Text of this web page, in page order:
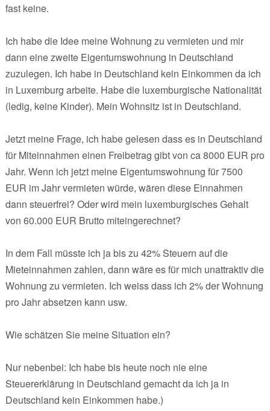
fast keine.
Ich habe die Idee meine Wohnung zu vermieten und mir
dann eine zweite Eigentumswohnung in Deutschland
zuzulegen. Ich habe in Deutschland kein Einkommen da ich
in Luxemburg arbeite. Habe die luxemburgische Nationalität
(ledig, keine Kinder). Mein Wohnsitz ist in Deutschland.
Jetzt meine Frage, ich habe gelesen dass es in Deutschland
für Miteinnahmen einen Freibetrag gibt von ca 8000 EUR pro
Jahr. Wenn ich jetzt meine Eigentumswohnung für 7500
EUR im Jahr vermieten würde, wären diese Einnahmen
dann steuerfrei? Oder wird mein luxemburgisches Gehalt
von 60.000 EUR Brutto miteingerechnet?
In dem Fall müsste ich ja bis zu 42% Steuern auf die
Mieteinnahmen zahlen, dann wäre es für mich unattraktiv die
Wohnung zu vermieten. Ich weiss dass ich 2% der Wohnung
pro Jahr absetzen kann usw.
Wie schätzen Sie meine Situation ein?
Nur nebenbei: Ich habe bis heute noch nie eine
Steuererklärung in Deutschland gemacht da ich ja in
Deutschland kein Einkommen habe.)